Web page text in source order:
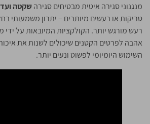
מנגנוני סגירה איטית מבטיחים סגירהשקטה
טריקות או רעשים מיותרים – יתרון משמעותי
רעש מורגש יותר. הקולקציות המיובאות על
אהבה לפרטים הקטנים שיכולים לשנות את
השימוש היומיומי לפשוט ונעים יותר.